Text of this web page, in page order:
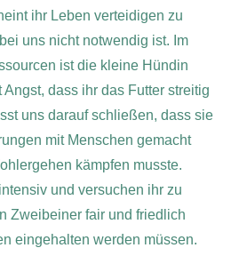
ihr Leben verteidigen zu
uns nicht notwendig ist. Im
ist die kleine Hündin
dass ihr das Futter streitig
uns darauf schließen, dass sie
mit Menschen gemacht
kämpfen musste.
und versuchen ihr zu
Zweibeiner fair und friedlich
eingehalten werden müssen.